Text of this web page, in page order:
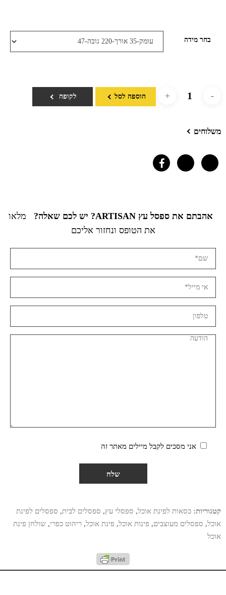
בחר מידה
הוספה לסל לקופה
משלוחים
אהבתם את ספסל עץ ARTISAN? יש לכם שאלה?
מלאו
את הטופס ונחזור אליכם
אני מסכים לקבל מיילים מאתר זה
קטגוריות: כסאות לפינת אוכל, ספסלי עץ, ספסלים לבית, ספסלים לפינת
אוכל, ספסלים מעוצבים, פינות אוכל, פינת אוכל, ריהוט כפרי, שולחן פינת
אוכל